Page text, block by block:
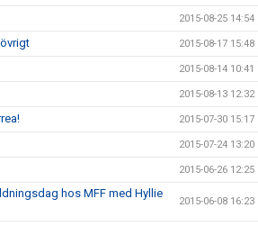
2015-08-25 14:54
2015-08-17 15:48
2015-08-14 10:41
2015-08-13 12:32
2015-07-30 15:17
2015-07-24 13:20
2015-06-26 12:25
hos MFF med Hyllie
2015-06-08 16:23